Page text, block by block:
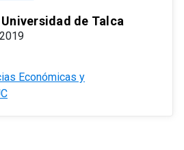
de Talca
Económicas y